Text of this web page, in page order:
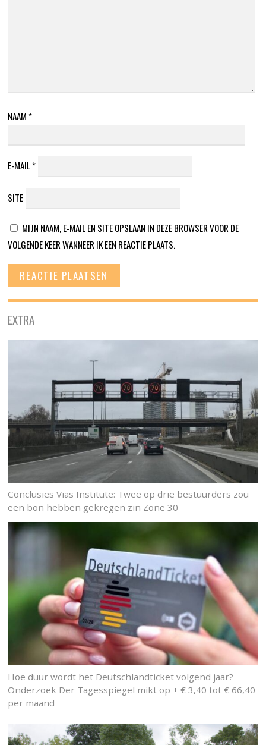
NAAM *
E-MAIL*
SITE
MIJN NAAM, E-MAIL EN SITE OPSLAAN IN DEZE BROWSER VOOR DE
VOLGENDE KEER WANNEER IK EEN REACTIE PLAATS.
EXTRA
Conclusies Vias Institute: Twee op drie bestuurders zou
een bon hebben gekregen zin Zone 30
Hoe duur wordt het Deutschlandticket volgend jaar?
Onderzoek Der Tagesspiegel mikt op + € 3,40 tot € 66,40
per maand